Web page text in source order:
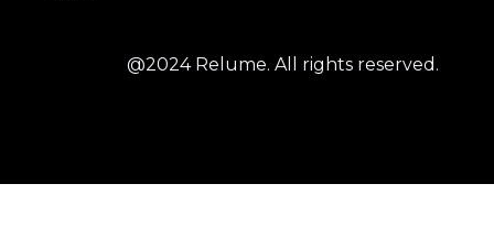
@2024 Relume. All rights reserved.